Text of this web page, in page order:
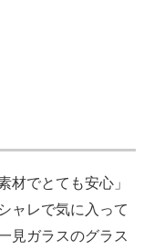
でとても安心」
ャレで気に入って
見ガラスのグラス